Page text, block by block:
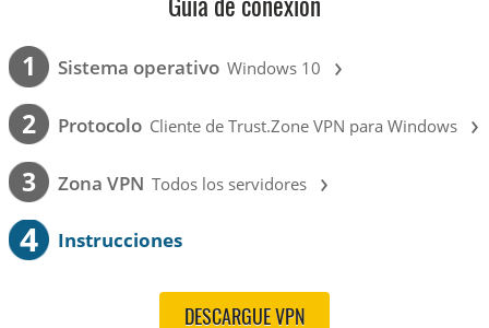
Guía de conexión
1 Sistema operativo Windows 10 ›
2 Protocolo Cliente de Trust.Zone VPN para Windows ›
3 Zona VPN Todos los servidores ›
4 Instrucciones
DESCARGUE VPN